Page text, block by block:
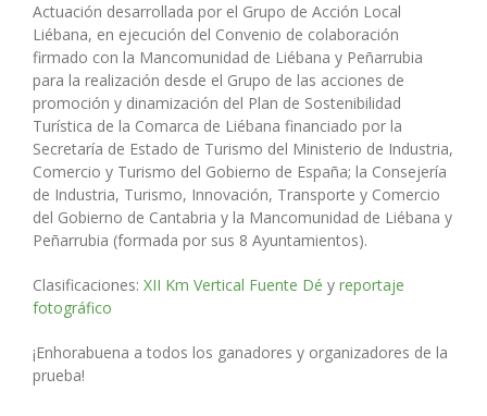
Actuación desarrollada por el Grupo de Acción Local
Liébana, en ejecución del Convenio de colaboración
firmado con la Mancomunidad de Liébana y Peñarrubia
para la realización desde el Grupo de las acciones de
promoción y dinamización del Plan de Sostenibilidad
Turística de la Comarca de Liébana financiado por la
Secretaría de Estado de Turismo del Ministerio de Industria,
Comercio y Turismo del Gobierno de España; la Consejería
de Industria, Turismo, Innovación, Transporte y Comercio
del Gobierno de Cantabria y la Mancomunidad de Liébana y
Peñarrubia (formada por sus 8 Ayuntamientos).
Clasificaciones: XII Km Vertical Fuente Dé y reportaje
fotográfico
¡Enhorabuena a todos los ganadores y organizadores de la
prueba!